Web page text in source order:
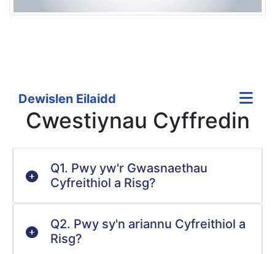
Dewislen Eilaidd
Cwestiynau Cyffredin
Q1. Pwy yw'r Gwasnaethau
Cyfreithiol a Risg?
Q2. Pwy sy'n ariannu Cyfreithiol a
Risg?